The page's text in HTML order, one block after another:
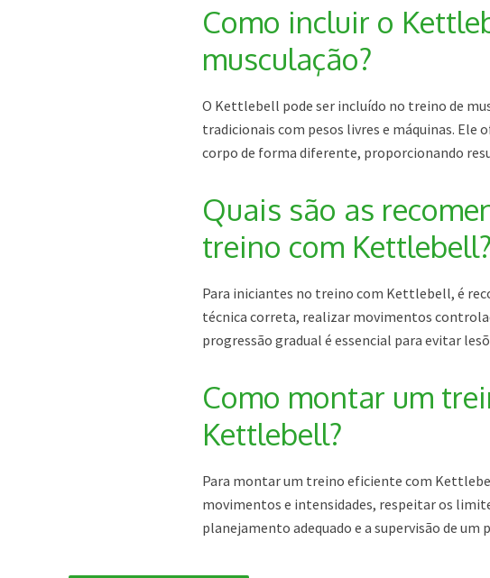
Como incluir o
musculação?
O Kettlebell pode ser incluído no treino de
tradicionais com pesos livres e máquinas. Ele
corpo de forma diferente, proporcionando
Quais são as
treino com Kettlebell?
Para iniciantes no treino com Kettlebell, é
técnica correta, realizar movimentos
progressão gradual é essencial para evitar
Como montar um
Kettlebell?
Para montar um treino eficiente com
movimentos e intensidades, respeitar os
planejamento adequado e a supervisão de